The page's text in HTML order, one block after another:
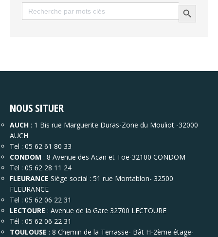
Search
for:
Search Button
NOUS SITUER
AUCH : 1 Bis rue Marguerite Duras-Zone du Mouliot -32000
AUCH
Tel : 05 62 61 80 33
CONDOM : 8 Avenue des Acan et Toe-32100 CONDOM
Tel : 05 62 28 11 24
FLEURANCE Siège social : 51 rue Montablon- 32500
FLEURANCE
Tel : 05 62 06 22 31
LECTOURE : Avenue de la Gare 32700 LECTOURE
Tél : 05 62 06 22 31
TOULOUSE : 8 Chemin de la Terrasse- Bât H-2ème étage-